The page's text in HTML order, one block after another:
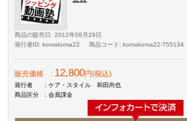
商品の販売日 : 2012年08月29日
発行者ID: komakoma22 商品コード: komakoma22-T55134
販売価格 : 12,800円(税込)
発行者
: ケア・スタイル 和田尚也
商品区分
: 会員課金